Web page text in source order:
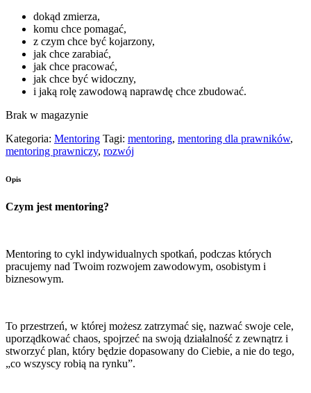
dokąd zmierza,
komu chce pomagać,
z czym chce być kojarzony,
jak chce zarabiać,
jak chce pracować,
jak chce być widoczny,
i jaką rolę zawodową naprawdę chce zbudować.
Brak w magazynie
Kategoria: Mentoring Tagi: mentoring, mentoring dla prawników,
mentoring prawniczy, rozwój
Opis
Czym jest mentoring?
Mentoring to cykl indywidualnych spotkań, podczas których
pracujemy nad Twoim rozwojem zawodowym, osobistym i
biznesowym.
To przestrzeń, w której możesz zatrzymać się, nazwać swoje cele,
uporządkować chaos, spojrzeć na swoją działalność z zewnątrz i
stworzyć plan, który będzie dopasowany do Ciebie, a nie do tego,
„co wszyscy robią na rynku”.